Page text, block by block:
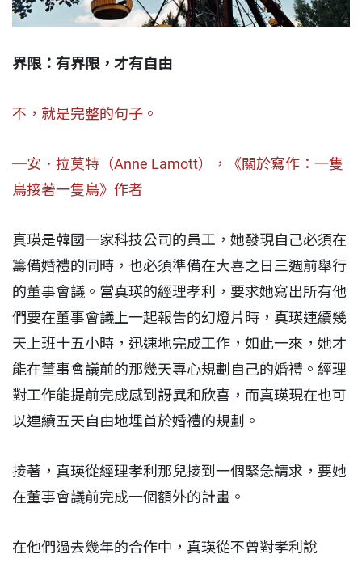
界限： 有界限，才有自由
不，就是完整的句子。
─安．拉莫特（Anne Lamott），《關於寫作：一隻
鳥接著一隻鳥》作者
真瑛是韓國一家科技公司的員工，她發現自己必須在
籌備婚禮的同時，也必須準備在大喜之日三週前舉行
的董事會議。當真瑛的經理孝利，要求她寫出所有他
們要在董事會議上一起報告的幻燈片時，真瑛連續幾
天上班十五小時，迅速地完成工作，如此一來，她才
能在董事會議前的那幾天專心規劃自己的婚禮。經理
對工作能提前完成感到訝異和欣喜，而真瑛現在也可
以連續五天自由地埋首於婚禮的規劃。
接著，真瑛從經理孝利那兒接到一個緊急請求，要她
在董事會議前完成一個額外的計畫。
在他們過去幾年的合作中，真瑛從不曾對孝利說